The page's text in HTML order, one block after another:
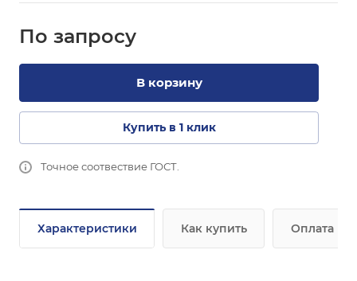
По запросу
В корзину
Купить в 1 клик
Точное соотвествие ГОСТ.
Характеристики Как купить Оплата